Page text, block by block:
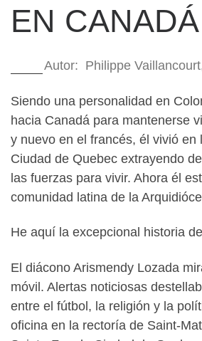
EN CANADÁ
Autor: Philippe
Siendo una personalidad en
hacia Canadá para mantenerse
y nuevo en el francés, él vivió en
Ciudad de Quebec extrayendo
las fuerzas para vivir. Ahora él
comunidad latina de la
He aquí la excepcional historia
El diácono Arismendy Lozada
móvil. Alertas noticiosas
entre el fútbol, la religión y la
oficina en la rectoría de Saint-